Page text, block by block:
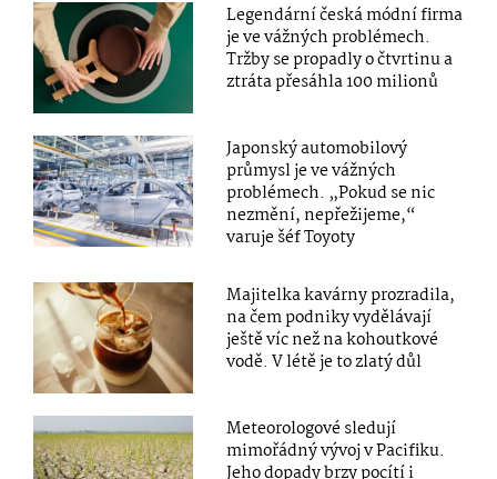
Legendární česká módní firma
je ve vážných problémech.
Tržby se propadly o čtvrtinu a
ztráta přesáhla 100 milionů
Japonský automobilový
průmysl je ve vážných
problémech. „Pokud se nic
nezmění, nepřežijeme,“
varuje šéf Toyoty
Majitelka kavárny prozradila,
na čem podniky vydělávají
ještě víc než na kohoutkové
vodě. V létě je to zlatý důl
Meteorologové sledují
mimořádný vývoj v Pacifiku.
Jeho dopady brzy pocítí i